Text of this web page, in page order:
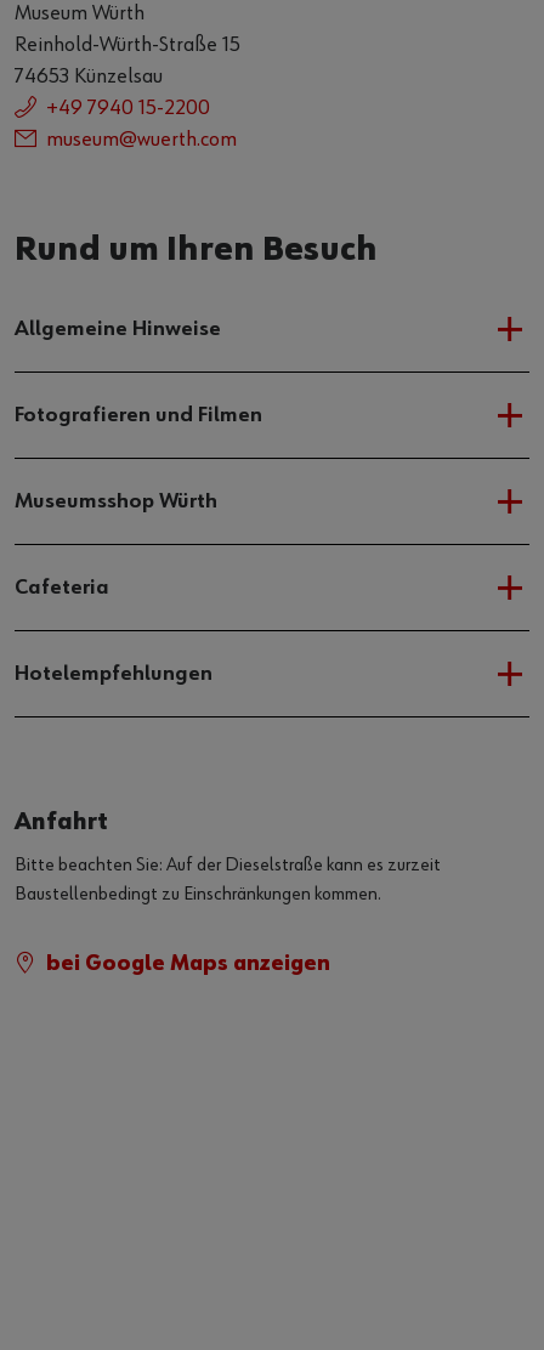
Museum Würth
Reinhold-Würth-Straße 15
74653 Künzelsau
+49 7940 15-2200
museum@wuerth.com
Rund um Ihren Besuch
Allgemeine Hinweise
Fotografieren und Filmen
Museumsshop Würth
Cafeteria
Hotelempfehlungen
Anfahrt
Bitte beachten Sie: Auf der Dieselstraße kann es zurzeit
Baustellenbedingt zu Einschränkungen kommen.
bei Google Maps anzeigen